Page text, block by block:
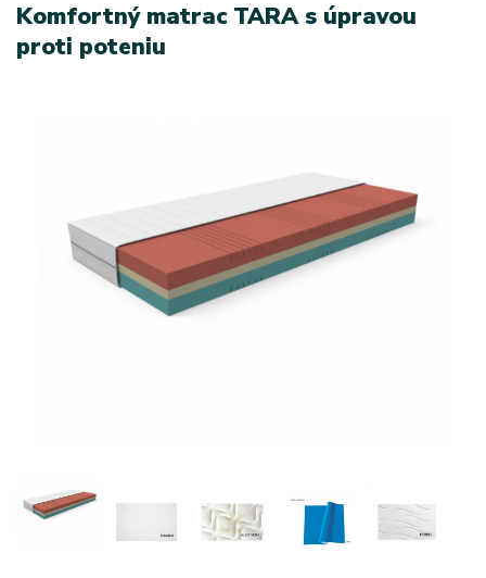
Komfortný matrac TARA s úpravou
proti poteniu